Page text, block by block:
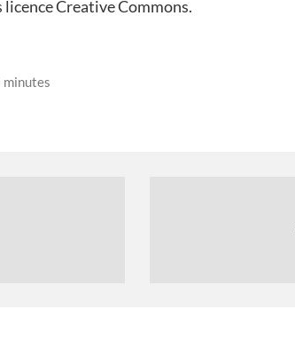
Creative Commons.
minutes